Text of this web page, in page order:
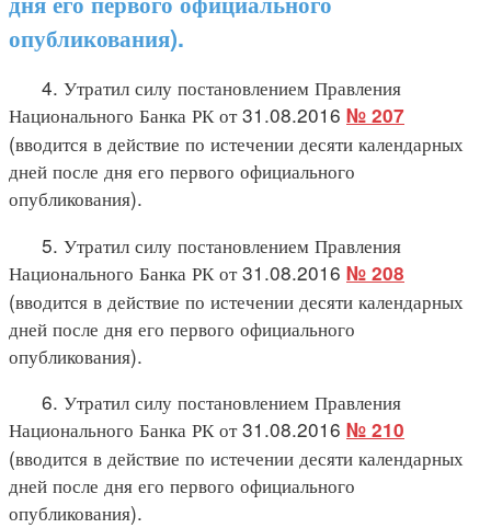
опубликования).
4. Утратил силу постановлением Правления
Национального Банка РК от 31.08.2016 № 207
(вводится в действие по истечении десяти календарных
дней после дня его первого официального
опубликования).
5. Утратил силу постановлением Правления
Национального Банка РК от 31.08.2016 № 208
(вводится в действие по истечении десяти календарных
дней после дня его первого официального
опубликования).
6. Утратил силу постановлением Правления
Национального Банка РК от 31.08.2016 № 210
(вводится в действие по истечении десяти календарных
дней после дня его первого официального
опубликования).